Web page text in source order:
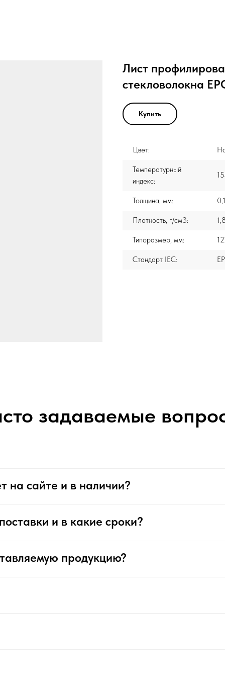
Лист
стекловолокна
Купить
Цвет:
Температурный
индекс:
Толщина, мм:
Плотность, г/см3:
Типоразмер, мм:
Стандарт IEC:
задаваемые
на сайте и в наличии?
и в какие сроки?
продукцию?